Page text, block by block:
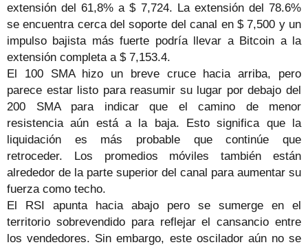
extensión del 61,8% a $ 7,724. La extensión del 78.6%
se encuentra cerca del soporte del canal en $ 7,500 y un
impulso bajista más fuerte podría llevar a Bitcoin a la
extensión completa a $ 7,153.4.
El 100 SMA hizo un breve cruce hacia arriba, pero
parece estar listo para reasumir su lugar por debajo del
200 SMA para indicar que el camino de menor
resistencia aún está a la baja. Esto significa que la
liquidación es más probable que continúe que
retroceder. Los promedios móviles también están
alrededor de la parte superior del canal para aumentar su
fuerza como techo.
El RSI apunta hacia abajo pero se sumerge en el
territorio sobrevendido para reflejar el cansancio entre
los vendedores. Sin embargo, este oscilador aún no se